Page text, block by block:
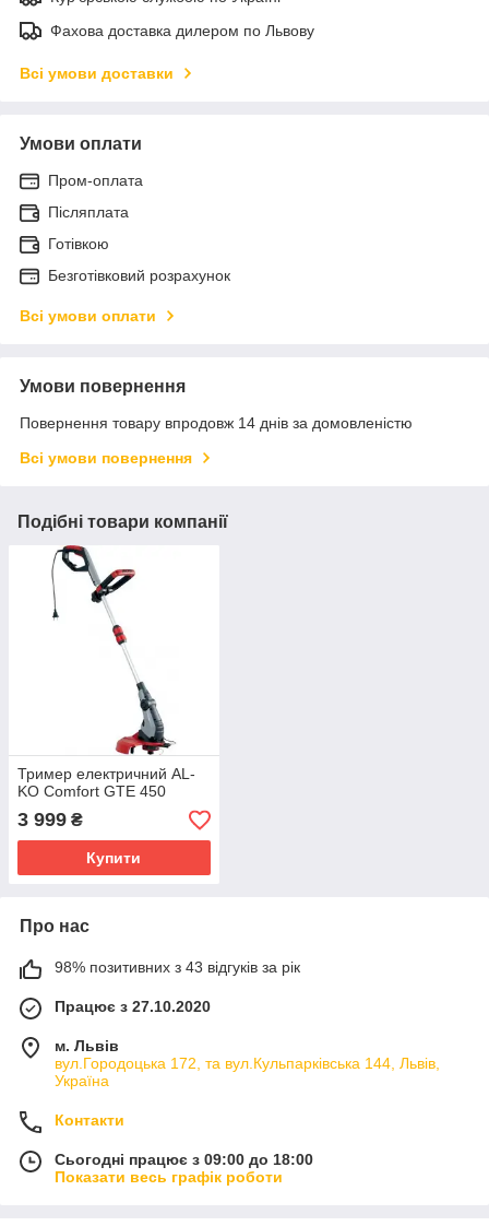
Фахова доставка дилером по Львову
Всі умови доставки
Умови оплати
Пром-оплата
Післяплата
Готівкою
Безготівковий розрахунок
Всі умови оплати
Умови повернення
Повернення товару впродовж 14 днів за домовленістю
Всі умови повернення
Подібні товари компанії
Тример електричний AL-
KO Comfort GTE 450
3 999 ₴
Купити
Про нас
98% позитивних з 43 відгуків за рік
Працює з 27.10.2020
м. Львів
вул.Городоцька 172, та вул.Кульпарківська 144, Львів,
Україна
Контакти
Сьогодні працює з 09:00 до 18:00
Показати весь графік роботи